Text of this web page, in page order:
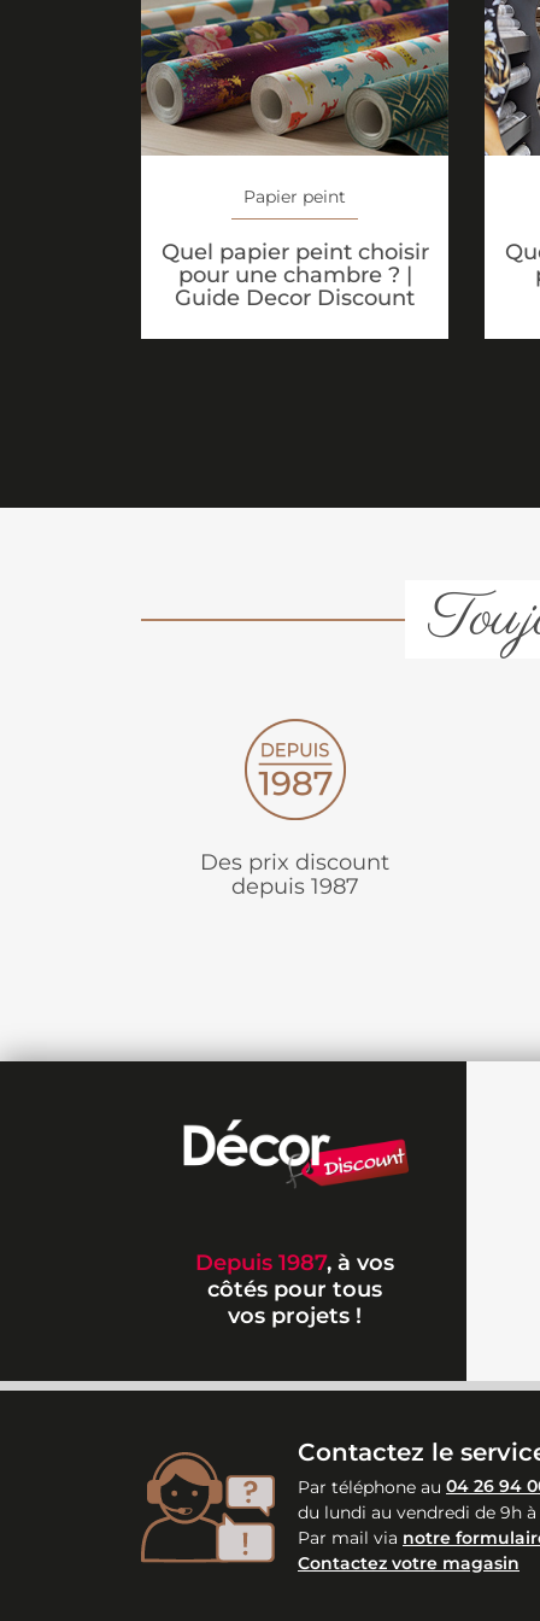
Papier peint
Quel papier peint choisir
pour une chambre ? |
Guide Decor Discount
Des prix discount
depuis 1987
Depuis 1987, à vos
côtés pour tous
vos projets !
Contactez le
Par téléphone au 04 26 94
du lundi au vendredi de 9h à
Par mail via notre
Contactez votre magasin